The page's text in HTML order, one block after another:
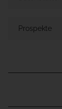
Prospekte